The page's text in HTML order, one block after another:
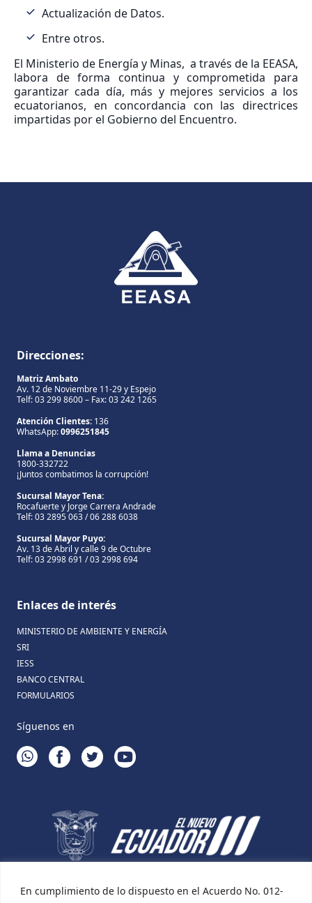
En cumplimiento de lo dispuesto en el Acuerdo No. 012-
Actualización de Datos.
Entre otros.
El Ministerio de Energía y Minas, a través de la EEASA,
labora de forma continua y comprometida para
garantizar cada día, más y mejores servicios a los
ecuatorianos, en concordancia con las directrices
impartidas por el Gobierno del Encuentro.
Direcciones:
Matriz Ambato
Av. 12 de Noviembre 11-29 y Espejo
Telf: 03 299 8600 – Fax: 03 242 1265
Atención Clientes: 136
WhatsApp:0996251845
Llama a Denuncias
1800-332722
¡Juntos combatimos la corrupción!
Sucursal Mayor Tena:
Rocafuerte y Jorge Carrera Andrade
Telf: 03 2895 063 / 06 288 6038
Sucursal Mayor Puyo:
Av. 13 de Abril y calle 9 de Octubre
Telf: 03 2998 691 / 03 2998 694
Enlaces de interés
MINISTERIO DE AMBIENTE Y ENERGÍA
SRI
IESS
BANCO CENTRAL
FORMULARIOS
Síguenos en
WHATSAPPFACEBOOKTWITTERYOUTUBE